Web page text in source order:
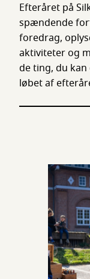
Efteråret på
spændende
foredrag,
aktiviteter og
de ting, du
løbet af